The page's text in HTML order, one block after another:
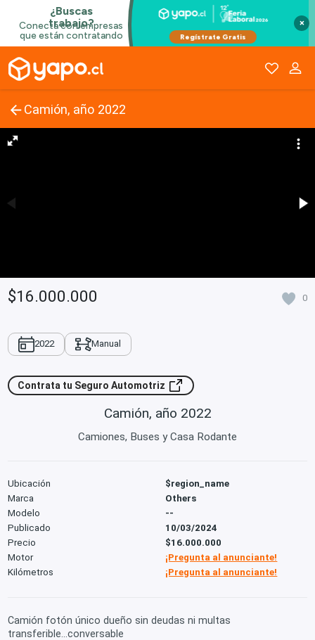
×
Camión, año 2022
$16.000.000 0
2022 Manual
Contrata tu Seguro Automotriz
Camión, año 2022
Camiones, Buses y Casa Rodante
Ubicación
$region_name
Marca
Others
Modelo
--
Publicado
10/03/2024
Precio
$16.000.000
Motor
¡Pregunta al anunciante!
Kilómetros
¡Pregunta al anunciante!
Camión fotón único dueño sin deudas ni multas
transferible...conversable